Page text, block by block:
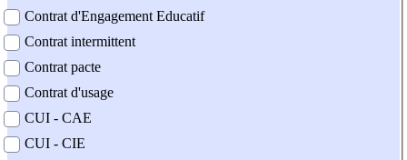
Contrat d'Engagement Educatif
Contrat intermittent
Contrat pacte
Contrat d'usage
CUI - CAE
CUI - CIE